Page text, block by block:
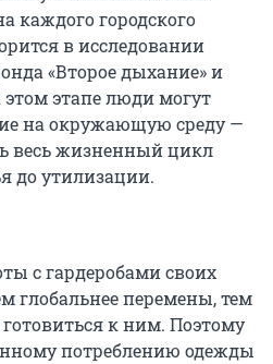
каждого городского
в исследовании
«Второе дыхание» и
этапе люди могут
на окружающую среду —
весь жизненный цикл
до утилизации.
с гардеробами своих
глобальнее перемены, тем
к ним. Поэтому
потреблению одежды